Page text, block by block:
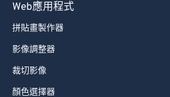
Web應用程式
拼貼畫製作器
影像調整器
裁切影像
顏色選擇器